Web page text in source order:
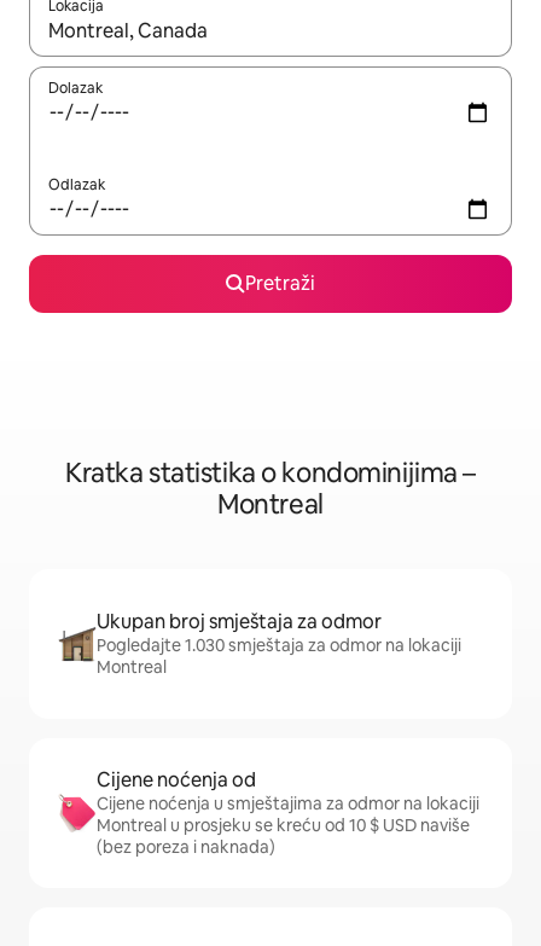
Lokacija
Kada budu dostupni rezultati, moći ćete ih pregledati
Dolazak
Odlazak
Pretraži
Kratka statistika o kondominijima –
Montreal
Ukupan broj smještaja za odmor
Pogledajte 1.030 smještaja za odmor na lokaciji
Montreal
Cijene noćenja od
Cijene noćenja u smještajima za odmor na lokaciji
Montreal u prosjeku se kreću od 10 $ USD naviše
(bez poreza i naknada)